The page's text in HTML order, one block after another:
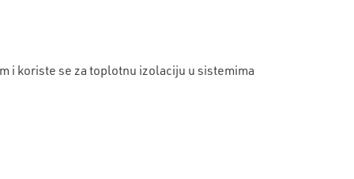
i koriste se za toplotnu izolaciju u sistemima